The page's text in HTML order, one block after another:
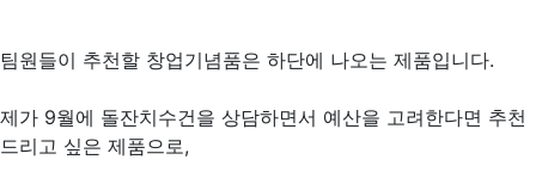
팀원들이 추천할 창업기념품은 하단에 나오는 제품입니다.
제가 9월에 돌잔치수건을 상담하면서 예산을 고려한다면 추천
드리고 싶은 제품으로,